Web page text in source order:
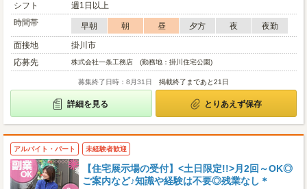
シフト
週1日以上
時間帯
早朝 朝 昼 夕方 夜
夜勤
面接地
掛川市
応募先
株式会社一条工務店 (勤務地：掛川住宅公園)
募集終了日時：8月31日 掲載終了まであと21日
詳細を見る とりあえず保存
アルバイト・パート 未経験者歓迎
【住宅展示場の受付】<土日限定!!>月2回～OK◎
ご案内など♪知識や経験は不要◎残業なし＊